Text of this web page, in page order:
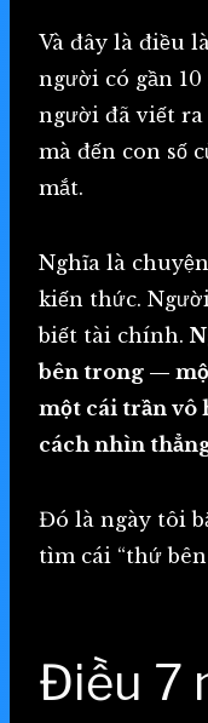
Và đây là điều
người có gần
người đã viết
mà đến con số
mắt.
Nghĩa là
kiến thức.
biết tài chính.
bên trong —
một cái trần vô
cách nhìn
Đó là ngày tôi
tìm cái “thứ
Điều 7